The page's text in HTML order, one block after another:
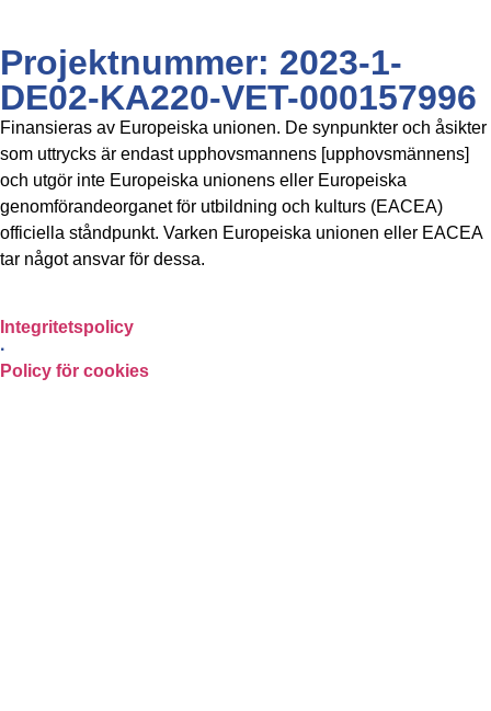
Projektnummer: 2023-1-
DE02-KA220-VET-000157996
Finansieras av Europeiska unionen. De synpunkter och åsikter
som uttrycks är endast upphovsmannens [upphovsmännens]
och utgör inte Europeiska unionens eller Europeiska
genomförandeorganet för utbildning och kulturs (EACEA)
officiella ståndpunkt. Varken Europeiska unionen eller EACEA
tar något ansvar för dessa.
Integritetspolicy
·
Policy för cookies